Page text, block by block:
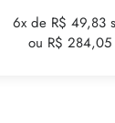
6x de R$ 49,83
ou R$ 284,05